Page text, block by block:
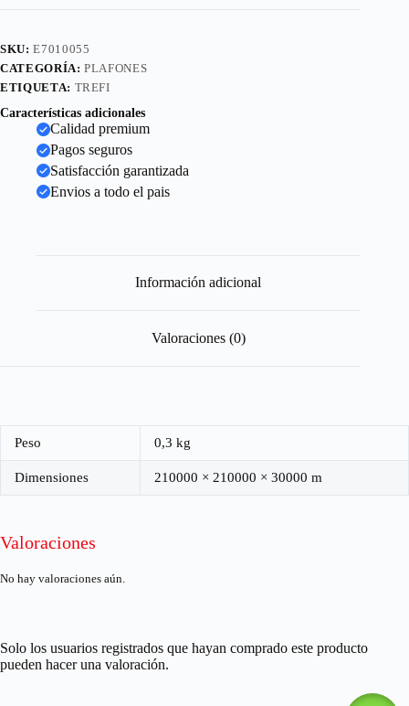
SKU:E7010055
CATEGORÍA:PLAFONES
ETIQUETA: TREFI
Características adicionales
Calidad premium
Pagos seguros
Satisfacción garantizada
Envios a todo el pais
Información adicional
Valoraciones (0)
Peso 0,3 kg
Dimensiones 210000 × 210000 × 30000 m
Valoraciones
No hay valoraciones aún.
Solo los usuarios registrados que hayan comprado este producto
pueden hacer una valoración.